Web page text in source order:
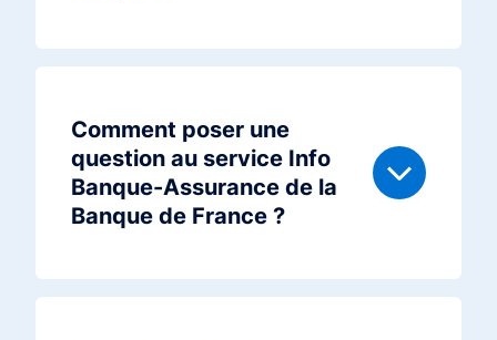
Comment poser une
question au service Info
Banque-Assurance de la
Banque de France ?